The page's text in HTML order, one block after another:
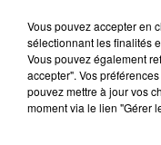
Vous pouvez accepter en
sélectionnant les finalités
Vous pouvez également
accepter". Vos
pouvez mettre à jour vos
moment via le lien "Gérer